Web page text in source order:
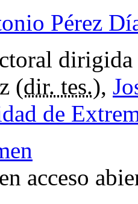
Pérez
(dir. tes.),
de
acceso